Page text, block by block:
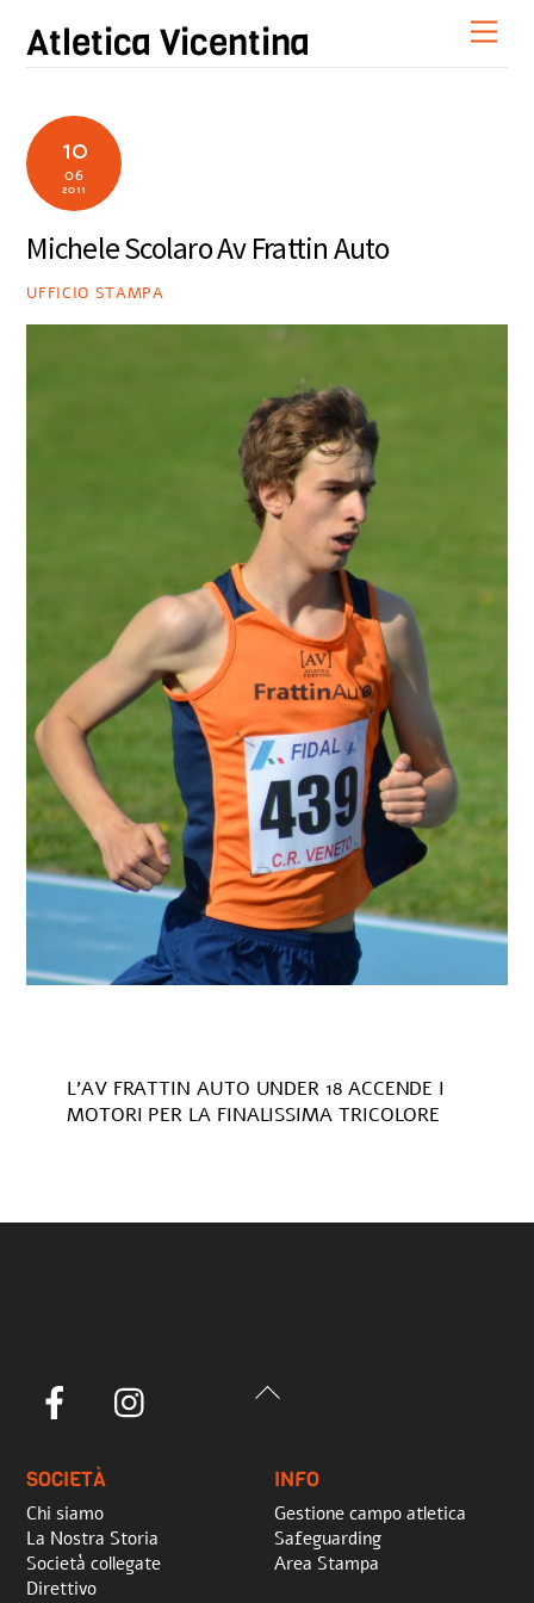
content
Atletica Vicentina
10
06
2011
Michele Scolaro Av Frattin Auto
UFFICIO STAMPA
L’AV FRATTIN AUTO UNDER 18 ACCENDE I
MOTORI PER LA FINALISSIMA TRICOLORE
Back
Facebook
SOCIETÀ
Chi siamo
La Nostra Storia
Società collegate
Direttivo
INFO
Gestione campo atletica
Safeguarding
Area Stampa